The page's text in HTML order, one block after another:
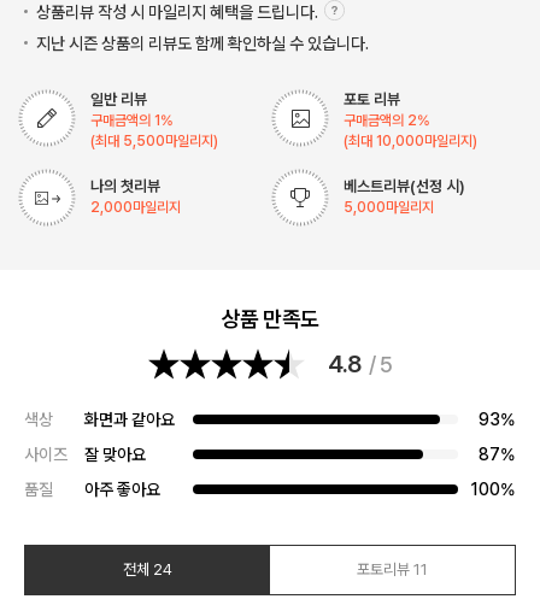
상품리뷰 작성 시 마일리지 혜택을 드립니다.
지난 시즌 상품의 리뷰도 함께 확인하실 수 있습니다.
일반 리뷰
구매금액의 1%
(최대 5,500마일리지)
포토 리뷰
구매금액의 2%
(최대 10,000마일리지)
나의 첫리뷰
2,000마일리지
베스트리뷰(선정 시)
5,000마일리지
상품 만족도
4.8 / 5
색상 화면과 같아요
93%
사이즈
잘 맞아요
87%
품질
아주 좋아요 100%
전체 24 포토리뷰 11